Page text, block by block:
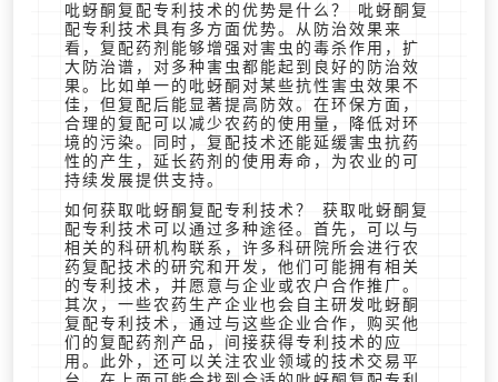
吡蚜酮复配专利技术的优势是什么？ 吡蚜酮复
配专利技术具有多方面优势。从防治效果来
看，复配药剂能够增强对害虫的毒杀作用，扩
大防治谱，对多种害虫都能起到良好的防治效
果。比如单一的吡蚜酮对某些抗性害虫效果不
佳，但复配后能显著提高防效。在环保方面，
合理的复配可以减少农药的使用量，降低对环
境的污染。同时，复配技术还能延缓害虫抗药
性的产生，延长药剂的使用寿命，为农业的可
持续发展提供支持。
如何获取吡蚜酮复配专利技术？ 获取吡蚜酮复
配专利技术可以通过多种途径。首先，可以与
相关的科研机构联系，许多科研院所会进行农
药复配技术的研究和开发，他们可能拥有相关
的专利技术，并愿意与企业或农户合作推广。
其次，一些农药生产企业也会自主研发吡蚜酮
复配专利技术，通过与这些企业合作，购买他
们的复配药剂产品，间接获得专利技术的应
用。此外，还可以关注农业领域的技术交易平